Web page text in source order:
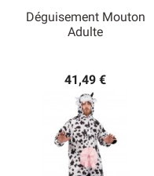
Déguisement Mouton
Adulte
41,49 €